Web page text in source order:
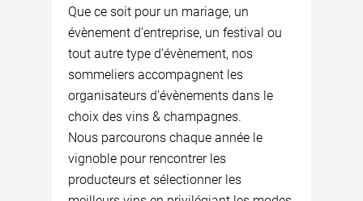
Que ce soit pour un mariage, un
évènement d’entreprise, un festival ou
tout autre type d’évènement, nos
sommeliers accompagnent les
organisateurs d’évènements dans le
choix des vins & champagnes.
Nous parcourons chaque année le
vignoble pour rencontrer les
producteurs et sélectionner les